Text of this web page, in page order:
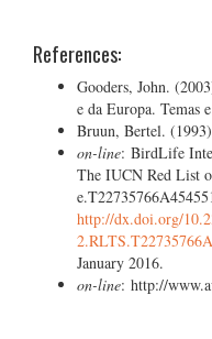
References:
Gooders, John.
e da Europa. Temas
Bruun, Bertel.
on-line: BirdLife
The IUCN Red List
http://dx.doi.org/
January 2016.
on-line: http://